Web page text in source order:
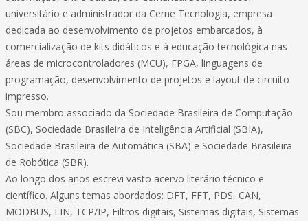
universitário e administrador da Cerne Tecnologia, empresa
dedicada ao desenvolvimento de projetos embarcados, à
comercialização de kits didáticos e à educação tecnológica nas
áreas de microcontroladores (MCU), FPGA, linguagens de
programação, desenvolvimento de projetos e layout de circuito
impresso.
Sou membro associado da Sociedade Brasileira de Computação
(SBC), Sociedade Brasileira de Inteligência Artificial (SBIA),
Sociedade Brasileira de Automática (SBA) e Sociedade Brasileira
de Robótica (SBR).
Ao longo dos anos escrevi vasto acervo literário técnico e
científico. Alguns temas abordados: DFT, FFT, PDS, CAN,
MODBUS, LIN, TCP/IP, Filtros digitais, Sistemas digitais, Sistemas